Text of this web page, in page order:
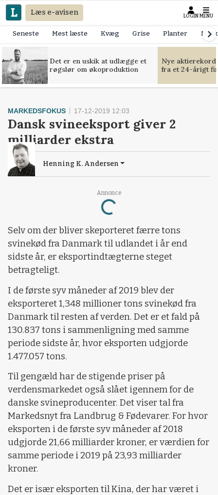
Læs e-avisen LOGIN MENU
Seneste Mest læste Kvæg Grise Planter
Det er en uskik at udlægge et
røgslør om økoproduktion
Nye
fra et 24-årigt
Annonce
Loading...
MARKEDSFOKUS 17-12-2019 12:03
Dansk svineeksport giver 2
milliarder ekstra
Henning K. Andersen
Selv om der bliver skeporteret færre tons
svinekød fra Danmark til udlandet i år end
sidste år, er eksportindtægterne steget
betragteligt.
I de første syv måneder af 2019 blev der
eksporteret 1,348 millioner tons svinekød fra
Danmark til resten af verden. Det er et fald på
130.837 tons i sammenligning med samme
periode sidste år, hvor eksporten udgjorde
1.477.057 tons.
Til gengæld har de stigende priser på
verdensmarkedet også slået igennem for de
danske svineproducenter. Det viser tal fra
Markedsnyt fra Landbrug & Fødevarer. For hvor
eksporten i de første syv måneder af 2018
udgjorde 21,66 milliarder kroner, er værdien for
samme periode i 2019 på 23,93 milliarder
kroner.
Det er især eksporten til Kina, der har været i